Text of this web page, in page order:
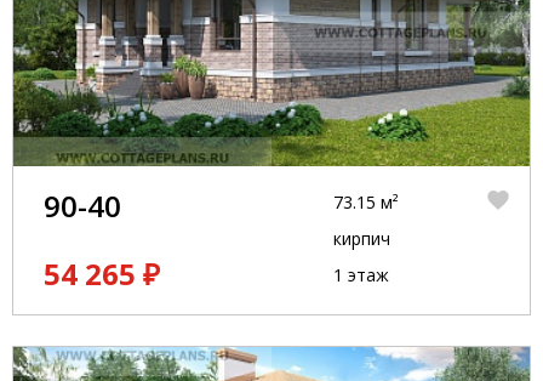
90-40
54 265 ₽
73.15 м²
кирпич
1 этаж